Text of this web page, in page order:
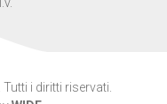
i diritti riservati.